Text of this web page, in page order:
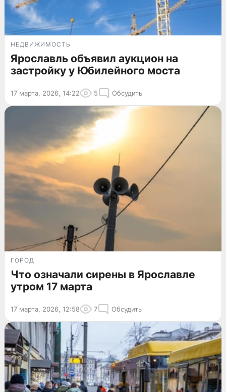
НЕДВИЖИМОСТЬ
Ярославль объявил аукцион на
застройку у Юбилейного моста
17 марта, 2026, 14:22 5 Обсудить
ГОРОД
Что означали сирены в Ярославле
утром 17 марта
17 марта, 2026, 12:58 7 Обсудить